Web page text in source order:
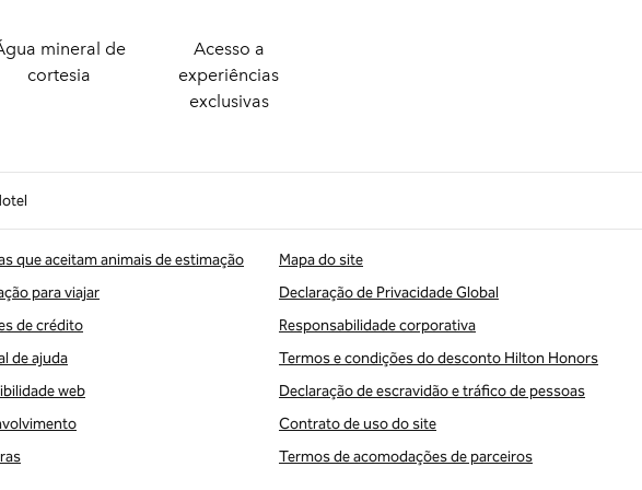
mineral de
cortesia
Acesso a
experiências
exclusivas
que aceitam animais de estimação
para viajar
de crédito
de ajuda
web
Mapa do site
Declaração de Privacidade Global
Responsabilidade corporativa
Termos e condições do desconto Hilton Honors
Declaração de escravidão e tráfico de pessoas
Contrato de uso do site
Termos de acomodações de parceiros